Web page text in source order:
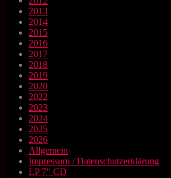
2013
2014
2015
2016
2017
2018
2019
2020
2022
2023
2024
2025
2026
Allgemein
Impressum / Datenschutzerklärung
LP 7" CD